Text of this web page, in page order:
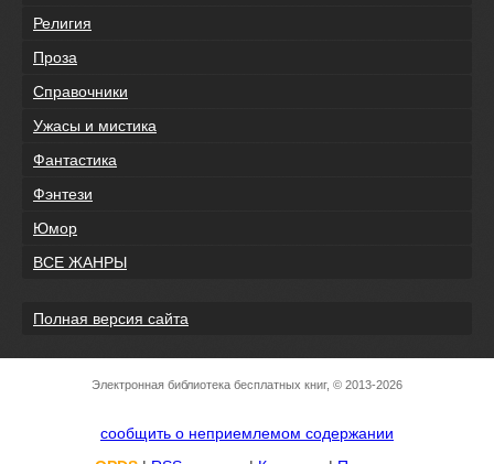
Религия
Проза
Справочники
Ужасы и мистика
Фантастика
Фэнтези
Юмор
ВСЕ ЖАНРЫ
Полная версия сайта
Электронная библиотека бесплатных книг, © 2013-2026
сообщить о неприемлемом содержании